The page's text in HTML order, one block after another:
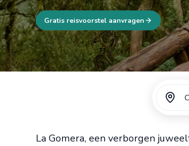
Gratis reisvoorstel aanvragen
La Gomera, een verborgen